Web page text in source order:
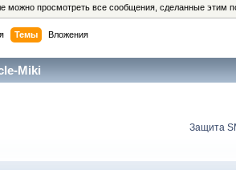
можно просмотреть все сообщения, сделанные этим
Темы Вложения
Miki
Защита